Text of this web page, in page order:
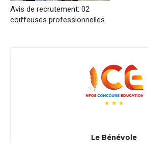
Avis de recrutement: 02
coiffeuses professionnelles
Le Bénévole